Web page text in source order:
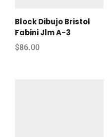
Block Dibujo Bristol
Fabini Jlm A-3
$86.00